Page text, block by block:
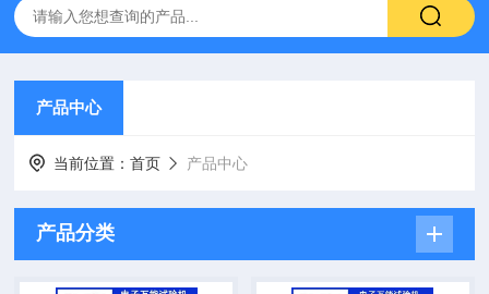
产品中心
当前位置：首页 产品中心
产品分类